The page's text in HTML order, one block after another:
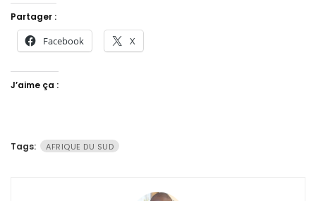
Partager :
Facebook X
J’aime ça :
Tags: AFRIQUE DU SUD